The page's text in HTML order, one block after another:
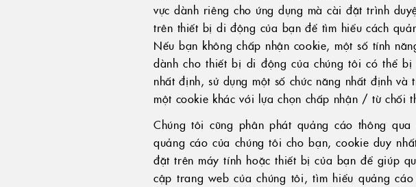
vực dành riêng cho ứng dụng mà cài đặt trình
trên thiết bị di động của bạn để tìm hiểu cách
Nếu bạn không chấp nhận cookie, một số tính
dành cho thiết bị di động của chúng tôi có thể
nhất định, sử dụng một số chức năng nhất định
một cookie khác với lựa chọn chấp nhận / từ chối
Chúng tôi cũng phân phát quảng cáo thông
quảng cáo của chúng tôi cho bạn, cookie duy
đặt trên máy tính hoặc thiết bị của bạn để giúp
cập trang web của chúng tôi, tìm hiểu quảng